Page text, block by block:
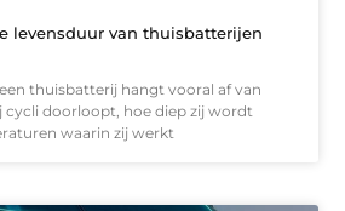
levensduur van thuisbatterijen
thuisbatterij hangt vooral af van
cycli doorloopt, hoe diep zij wordt
waarin zij werkt